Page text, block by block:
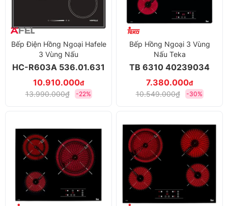
Bếp Điện Hồng Ngoại Hafele
3 Vùng Nấu
HC-R603A 536.01.631
10.910.000đ
13.990.000₫ -22%
Bếp Hồng Ngoại 3 Vùng
Nấu Teka
TB 6310 40239034
7.380.000đ
10.549.000₫ -30%